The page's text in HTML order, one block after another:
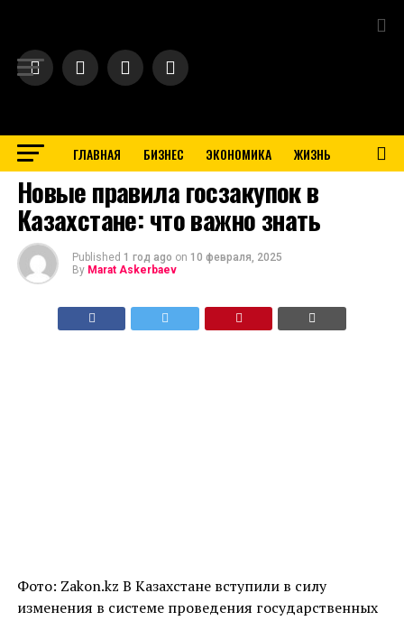
ГЛАВНАЯ БИЗНЕС ЭКОНОМИКА ЖИЗНЬ
BUSINESS
Новые правила госзакупок в
Казахстане: что важно знать
Published 1 год ago on 10 февраля, 2025
By Marat Askerbaev
Фото: Zakon.kz В Казахстане вступили в силу
изменения в системе проведения государственных